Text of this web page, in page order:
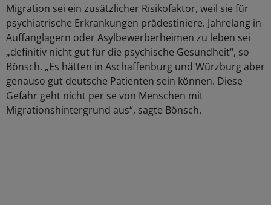
Migration sei ein zusätzlicher Risikofaktor, weil sie für
psychiatrische Erkrankungen prädestiniere. Jahrelang in
Auffanglagern oder Asylbewerberheimen zu leben sei
„definitiv nicht gut für die psychische Gesundheit“, so
Bönsch. „Es hätten in Aschaffenburg und Würzburg aber
genauso gut deutsche Patienten sein können. Diese
Gefahr geht nicht per se von Menschen mit
Migrationshintergrund aus“, sagte Bönsch.